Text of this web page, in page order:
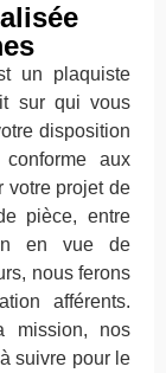
un plaquiste
sur qui vous
disposition
aux
votre projet de
pièce, entre
en vue de
nous ferons
afférents.
mission, nos
suivre pour le